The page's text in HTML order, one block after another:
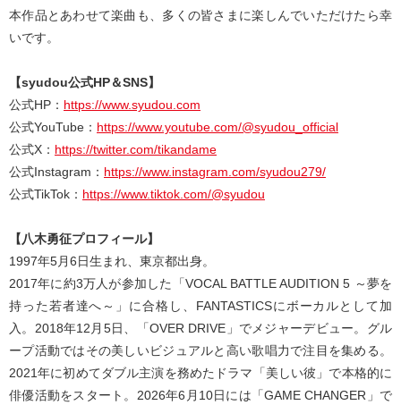
本作品とあわせて楽曲も、多くの皆さまに楽しんでいただけたら幸
いです。
【syudou公式HP＆SNS】
公式HP： https://www.syudou.com
公式YouTube： https://www.youtube.com/@syudou_official
公式X： https://twitter.com/tikandame
公式Instagram： https://www.instagram.com/syudou279/
公式TikTok： https://www.tiktok.com/@syudou
【八木勇征プロフィール】
1997年5月6日生まれ、東京都出身。
2017年に約3万人が参加した「VOCAL BATTLE AUDITION 5 ～夢を
持った若者達へ～」に合格し、FANTASTICSにボーカルとして加
入。2018年12月5日、「OVER DRIVE」でメジャーデビュー。グル
ープ活動ではその美しいビジュアルと高い歌唱力で注目を集める。
2021年に初めてダブル主演を務めたドラマ「美しい彼」で本格的に
俳優活動をスタート。2026年6月10日には「GAME CHANGER」で